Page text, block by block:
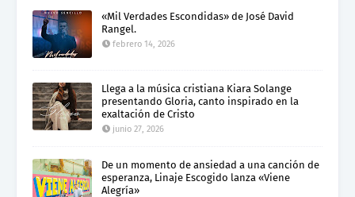
«Mil Verdades Escondidas» de José David
Rangel.
febrero 14, 2026
Llega a la música cristiana Kiara Solange
presentando Gloria, canto inspirado en la
exaltación de Cristo
junio 27, 2026
De un momento de ansiedad a una canción de
esperanza, Linaje Escogido lanza «Viene
Alegría»